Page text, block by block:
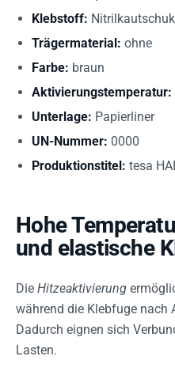
Klebstoff:
Trägermaterial: ohne
Farbe: braun
Aktivierungstemperatur:
Unterlage: Papierliner
UN-Nummer: 0000
Produktionstitel: tesa
Hohe
und elastische
Die Hitzeaktivierung
während die Klebfuge nach
Dadurch eignen sich
Lasten.